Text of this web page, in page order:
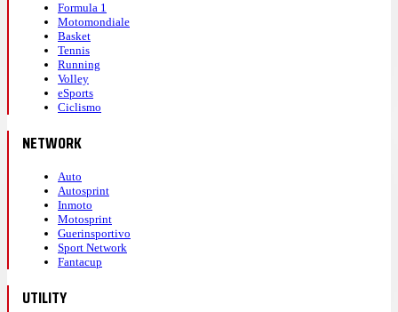
Formula 1
Motomondiale
Basket
Tennis
Running
Volley
eSports
Ciclismo
NETWORK
Auto
Autosprint
Inmoto
Motosprint
Guerinsportivo
Sport Network
Fantacup
UTILITY